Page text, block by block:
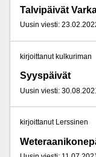
Talvipäivät
Uusin viesti:
kirjoittanut kulkuriman
Syyspäivät
Uusin viesti:
kirjoittanut Lerssinen